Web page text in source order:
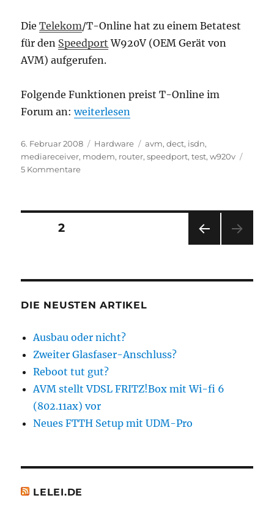
DieTelekom/T-Online hat zu einem Betatest
für den Speedport W920V (OEM Gerät von
AVM) aufgerufen.
Folgende Funktionen preist T-Online im
Forum an:„Speedport W920V Betatest“
weiterlesen
Veröffentlicht
am
6. Februar 2008 Kategorien
Hardware Schlagwörter
avm,dect, isdn,
mediareceiver, modem, router,speedport,test,w920v
5 Kommentarezu
Seitennummerierung
Beiträge
SEIT
SEITE2
DIE NEUSTEN ARTIKEL
Ausbau oder nicht?
Zweiter Glasfaser-Anschluss?
Reboot tut gut?
AVM stellt VDSL FRITZ!Box mit Wi-fi 6
(802.11ax) vor
Neues FTTH Setup mit UDM-Pro
LELEI.DE